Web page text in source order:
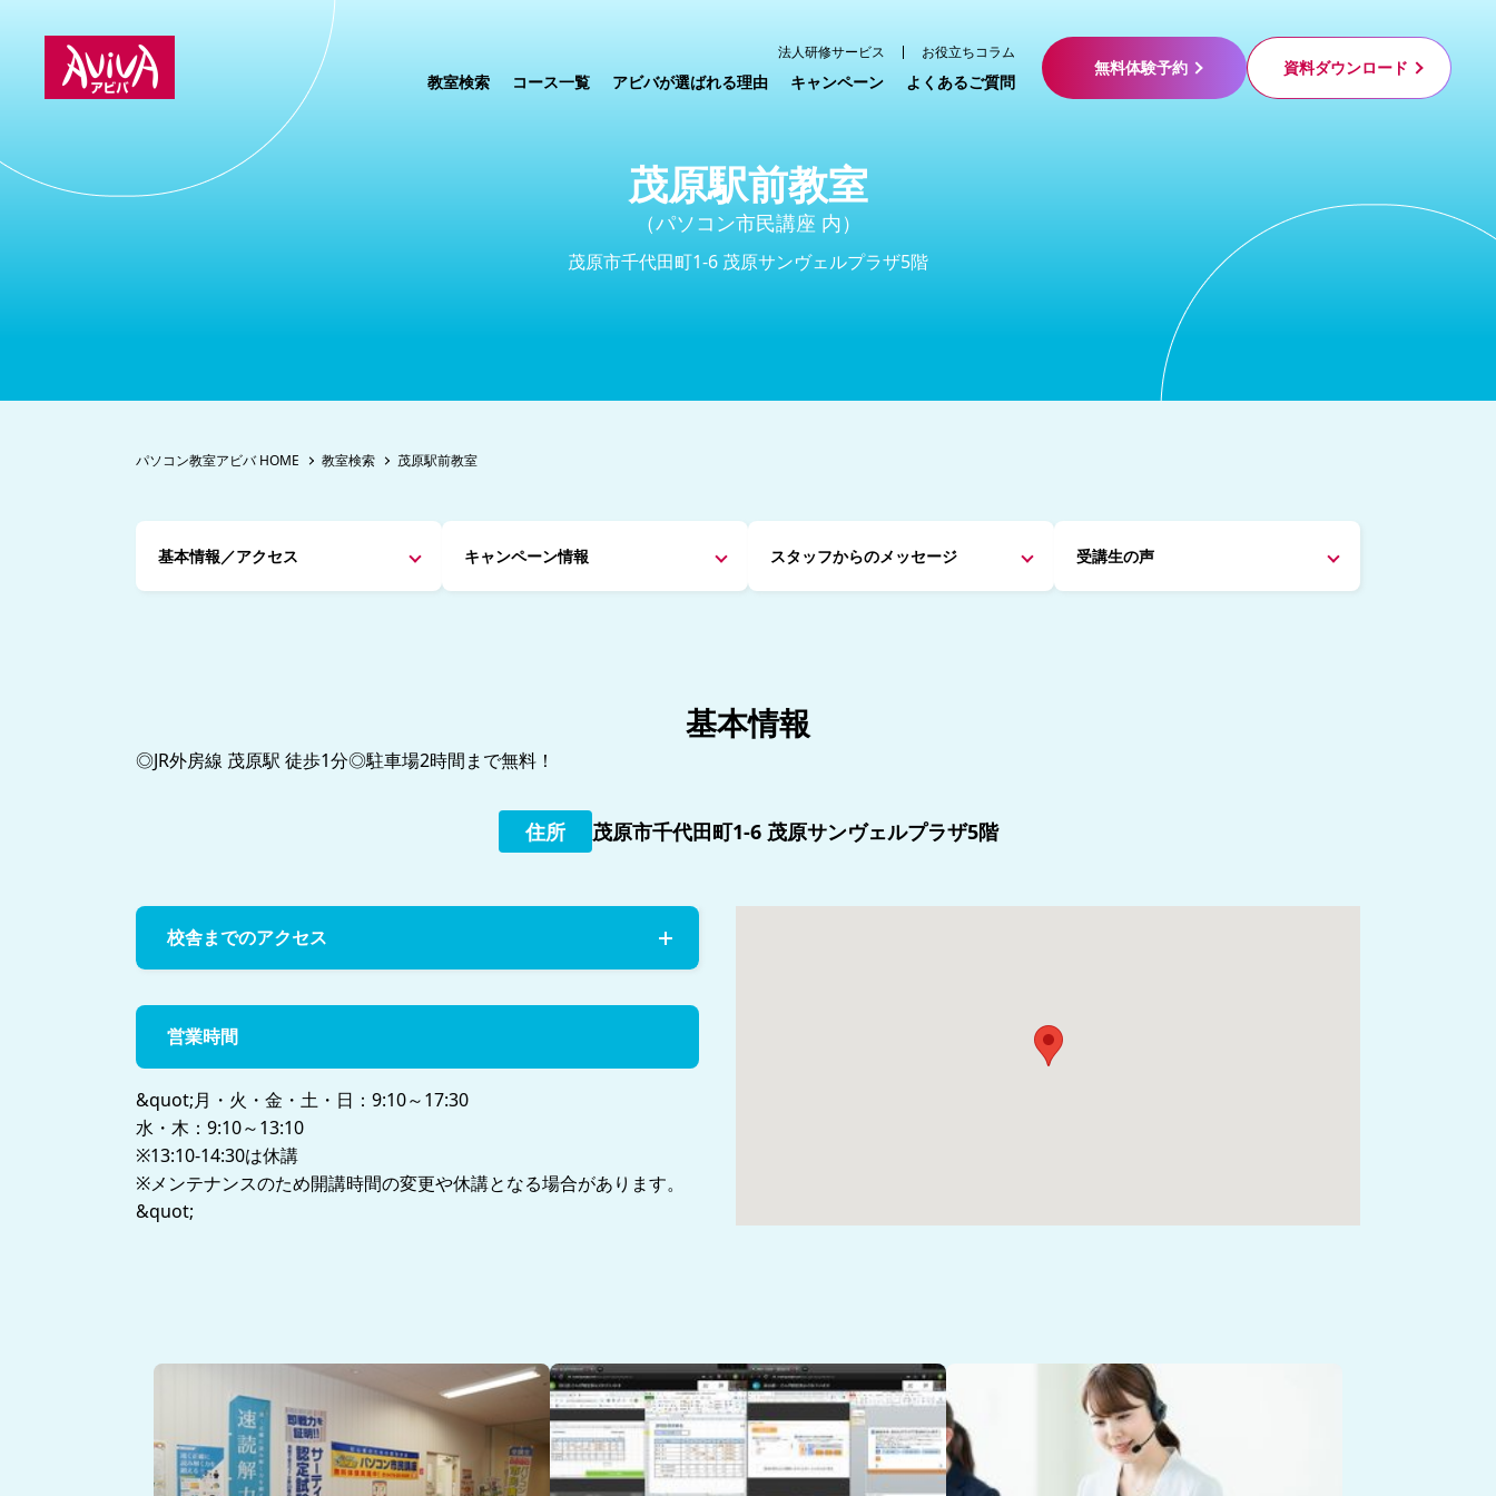
法人研修サービス お役立ちコラム
教室検索 コース一覧 アビバが選ばれる理由 キャンペーン よくあるご質問
無料体験予約 資料ダウンロード
茂原駅前教室
（パソコン市民講座 内）
茂原市千代田町1-6 茂原サンヴェルプラザ5階
パソコン教室アビバ HOME 教室検索 茂原駅前教室
基本情報／アクセス キャンペーン情報 スタッフからのメッセージ 受講生の声
基本情報
◎JR外房線 茂原駅 徒歩1分◎駐車場2時間まで無料！
住所 茂原市千代田町1-6 茂原サンヴェルプラザ5階
校舎までのアクセス
営業時間
&quot;月・火・金・土・日：9:10～17:30
水・木：9:10～13:10
※13:10-14:30は休講
※メンテナンスのため開講時間の変更や休講となる場合があります。
&quot;